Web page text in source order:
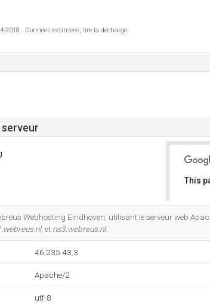
2018 . Données estimées, lire la décharge.
serveur
This
Webhosting Eindhoven, utilisant le serveur web
, et ns3.webreus.nl.
46.235.43.3
Apache/2
utf-8